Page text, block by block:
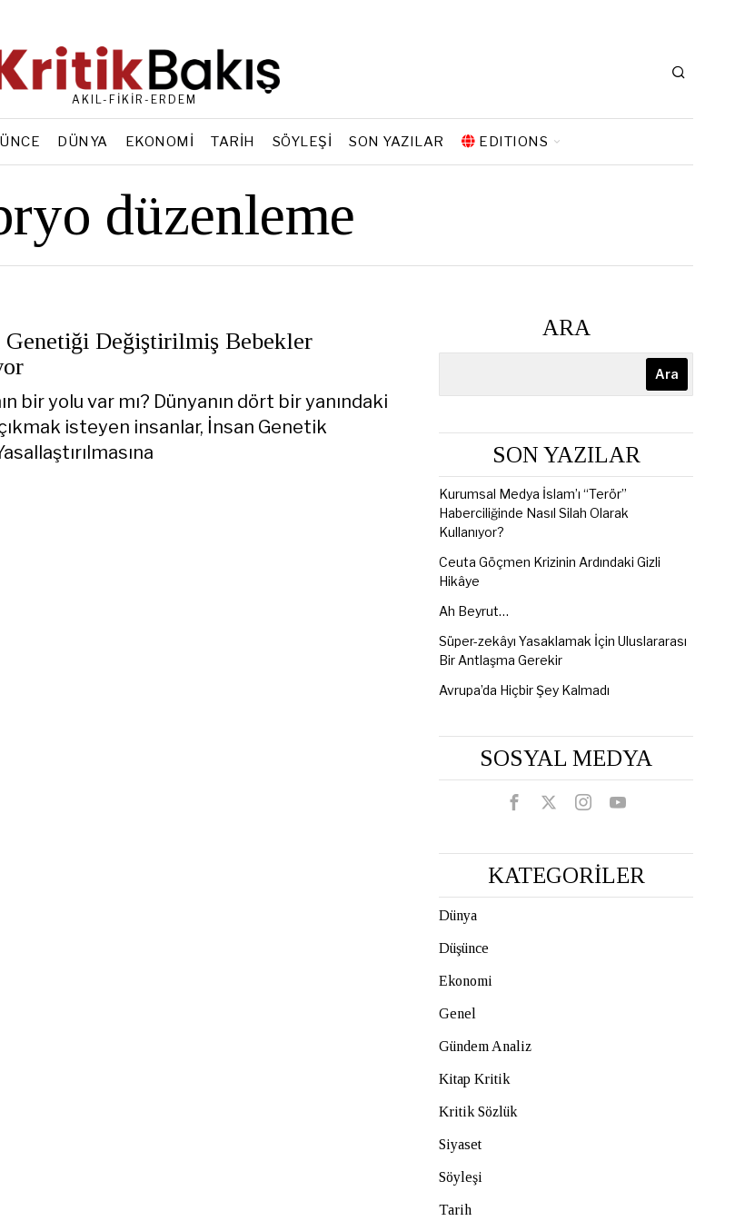
AKIL-FİKİR-ERDEM
DÜNYA EKONOMI TARIH SÖYLEŞI SON YAZILAR EDITIONS
düzenleme
Değiştirilmiş Bebekler
bir yolu var mı? Dünyanın dört bir yanındaki
isteyen insanlar, İnsan Genetik
ARA
Ara
SON YAZILAR
Kurumsal Medya İslam’ı “Terör”
Haberciliğinde Nasıl Silah Olarak
Kullanıyor?
Ceuta Göçmen Krizinin Ardındaki Gizli
Hikâye
Ah Beyrut…
Süper-zekâyı Yasaklamak İçin Uluslararası
Bir Antlaşma Gerekir
Avrupa’da Hiçbir Şey Kalmadı
SOSYAL MEDYA
KATEGORİLER
Dünya
Düşünce
Ekonomi
Genel
Gündem Analiz
Kitap Kritik
Kritik Sözlük
Siyaset
Söyleşi
Tarih